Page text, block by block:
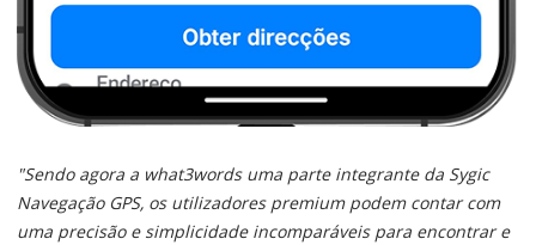
"Sendo agora a what3words uma parte integrante da Sygic
Navegação GPS, os utilizadores premium podem contar com
uma precisão e simplicidade incomparáveis para encontrar e